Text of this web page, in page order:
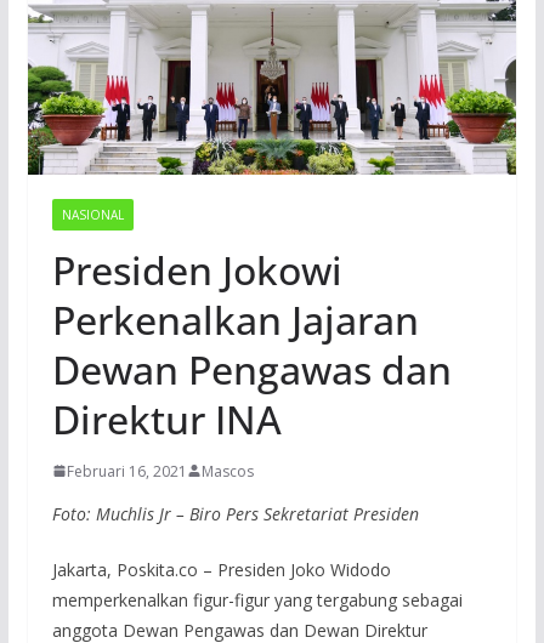
NASIONAL
Presiden Jokowi
Perkenalkan Jajaran
Dewan Pengawas dan
Direktur INA
Februari 16, 2021 Mascos
Foto: Muchlis Jr – Biro Pers Sekretariat Presiden
Jakarta, Poskita.co – Presiden Joko Widodo
memperkenalkan figur-figur yang tergabung sebagai
anggota Dewan Pengawas dan Dewan Direktur